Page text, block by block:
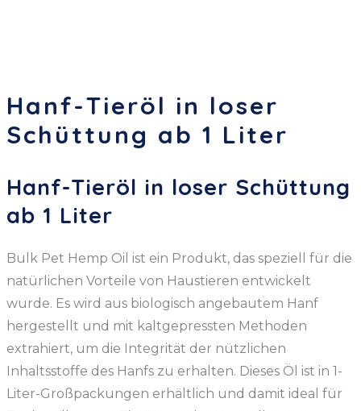
Hanf-Tieröl in loser
Schüttung ab 1 Liter
Hanf-Tieröl in loser Schüttung
ab 1 Liter
Bulk Pet Hemp Oil ist ein Produkt, das speziell für die
natürlichen Vorteile von Haustieren entwickelt
wurde. Es wird aus biologisch angebautem Hanf
hergestellt und mit kaltgepressten Methoden
extrahiert, um die Integrität der nützlichen
Inhaltsstoffe des Hanfs zu erhalten. Dieses Öl ist in 1-
Liter-Großpackungen erhältlich und damit ideal für